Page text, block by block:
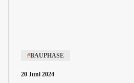
#BAUPHASE
20 Juni 2024